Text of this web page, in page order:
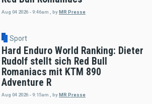
Aug 04 2026 - 9:46am byMR Presse
Sport
Hard Enduro World Ranking: Dieter
Rudolf stellt sich Red Bull
Romaniacs mit KTM 890
Adventure R
Aug 04 2026 - 9:15am , by MR Presse